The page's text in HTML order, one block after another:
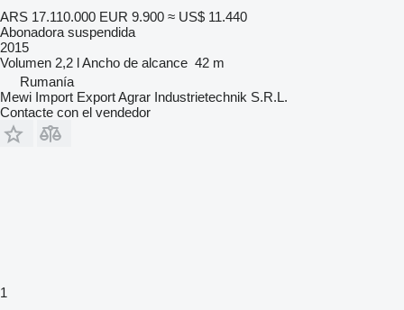
ARS 17.110.000 EUR 9.900 ≈ US$ 11.440
Abonadora suspendida
2015
Volumen 2,2 lAncho de alcance 42 m
Rumanía
Mewi Import Export Agrar Industrietechnik S.R.L.
Contacte con el vendedor
1